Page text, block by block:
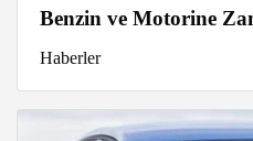
Benzin ve Motorine
Haberler